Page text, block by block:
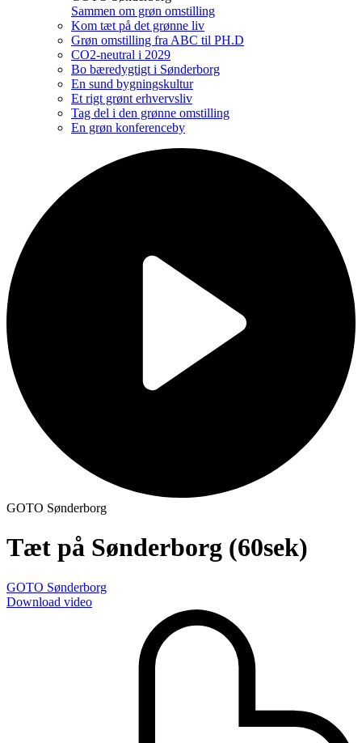
Sammen om grøn omstilling
Kom tæt på det grønne liv
Grøn omstilling fra ABC til PH.D
CO2-neutral i 2029
Bo bæredygtigt i Sønderborg
En sund bygningskultur
Et rigt grønt erhvervsliv
Tag del i den grønne omstilling
En grøn konferenceby
GOTO Sønderborg
Tæt på Sønderborg (60sek)
GOTO Sønderborg
Download video